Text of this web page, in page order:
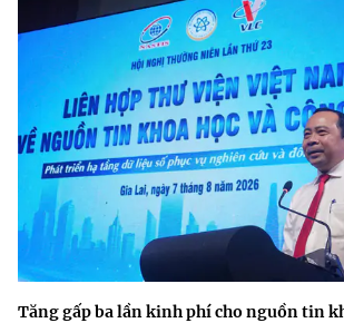
Tăng gấp ba lần kinh phí cho nguồn tin